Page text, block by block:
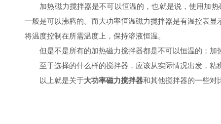
加热磁力搅拌器是不可以恒温的，也就是说，使用
一般是可以沸腾的。而大功率恒温磁力搅拌器是有温控表显
将温度控制在所需温度上，保持溶液恒温。
但是不是所有的加热磁力搅拌器都是不可以恒温的；加
至于选择的什么样的搅拌器，应该从实际情况出发，粘
以上就是关于大功率磁力搅拌器和其他搅拌器的一些对比